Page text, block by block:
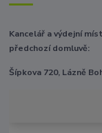
Kancelář a výdejní
předchozí domluvě:
Šípkova 720, Lázně